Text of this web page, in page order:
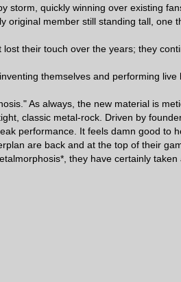
quickly winning over existing
original member still standing tall, one
their touch over the years; they
themselves and performing live
As always, the new material is
classic metal-rock. Driven by
performance. It feels damn good to
are back and at the top of their
they have certainly taken